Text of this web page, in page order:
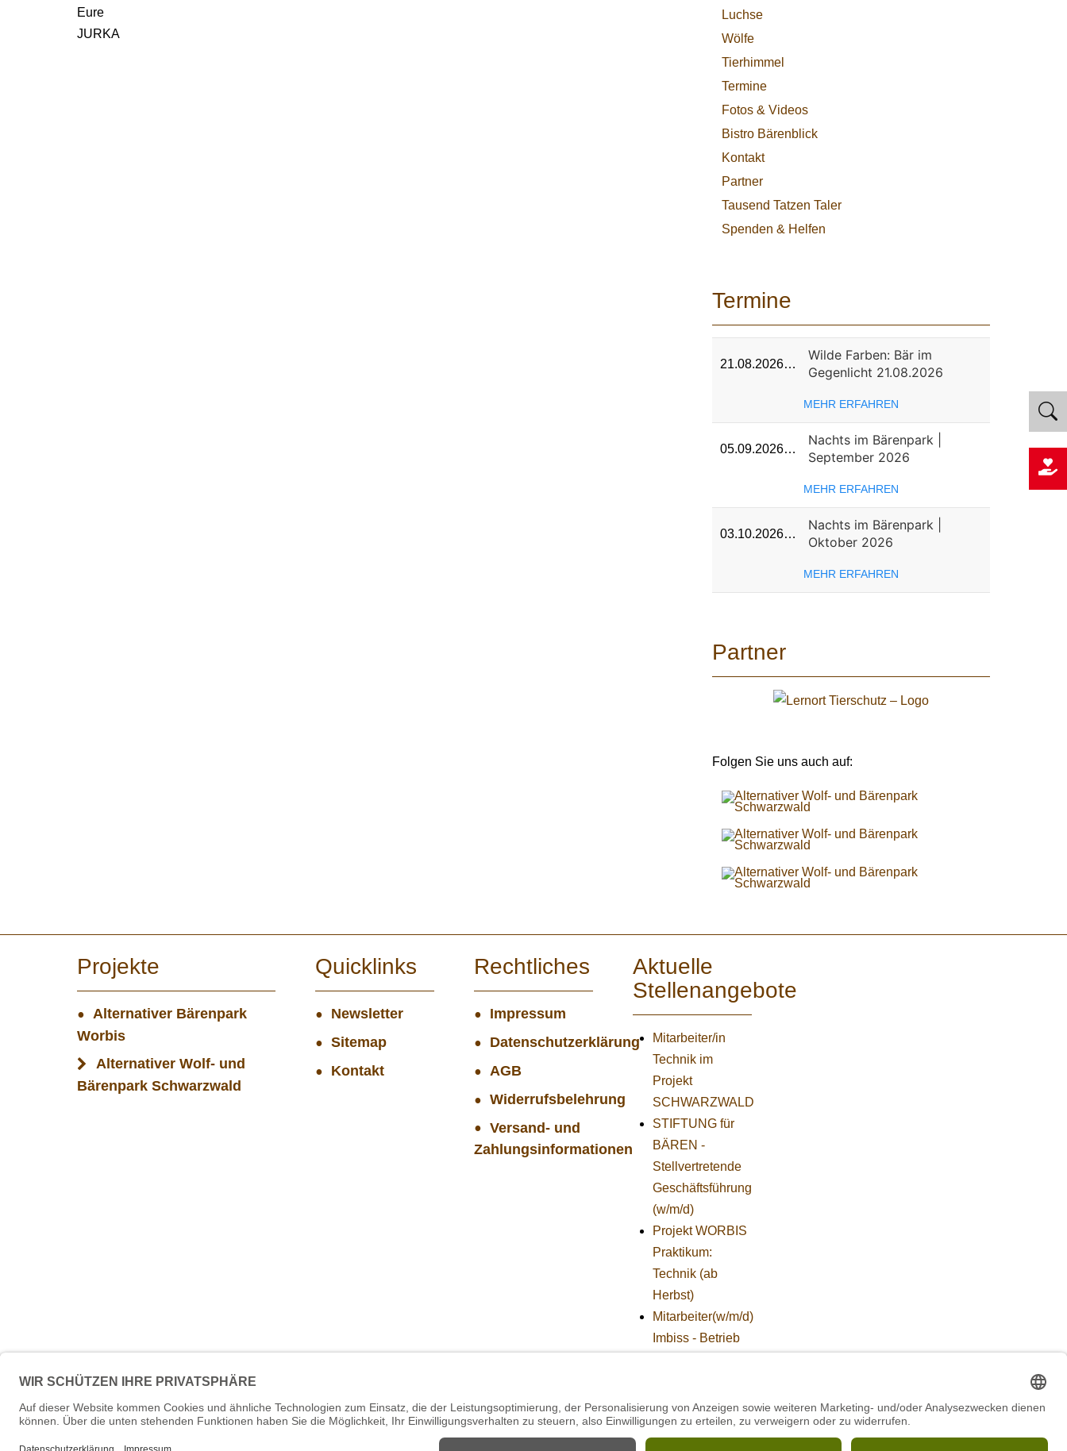
Eure
JURKA
Luchse
Wölfe
Tierhimmel
Termine
Fotos & Videos
Bistro Bärenblick
Kontakt
Partner
Tausend Tatzen Taler
Spenden & Helfen
Termine
21.08.2026…
Wilde Farben: Bär im
Gegenlicht 21.08.2026
MEHR ERFAHREN
05.09.2026…
Nachts im Bärenpark |
September 2026
MEHR ERFAHREN
03.10.2026…
Nachts im Bärenpark |
Oktober 2026
MEHR ERFAHREN
Partner
Folgen Sie uns auch auf:
Projekte
Alternativer Bärenpark
Worbis
Alternativer Wolf- und
Bärenpark Schwarzwald
Quicklinks
Newsletter
Sitemap
Kontakt
Rechtliches
Impressum
Datenschutzerklärung
AGB
Widerrufsbelehrung
Versand- und
Zahlungsinformationen
Aktuelle
Stellenangebote
Mitarbeiter/in
Technik im
Projekt
SCHWARZWALD
STIFTUNG für
BÄREN -
Stellvertretende
Geschäftsführung
(w/m/d)
Projekt WORBIS
Praktikum:
Technik (ab
Herbst)
Mitarbeiter(w/m/d)
Imbiss - Betrieb
Projekt WORBIS
Mitarbeiter*in